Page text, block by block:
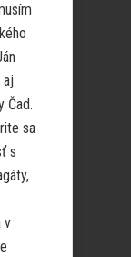
aj
Čad.
sa
s
v